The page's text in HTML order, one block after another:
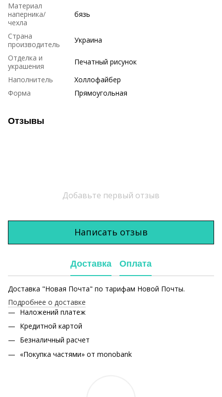
Материал
наперника/
чехла
бязь
Страна
производитель
Украина
Отделка и
украшения
Печатный рисунок
Наполнитель
Холлофайбер
Форма
Прямоугольная
Отзывы
Добавьте первый отзыв
Написать отзыв
Доставка Оплата
Доставка "Новая Почта" по тарифам Новой Почты.
Подробнее о доставке
Наложений платеж
Кредитной картой
Безналичный расчет
«Покупка частями» от monobank